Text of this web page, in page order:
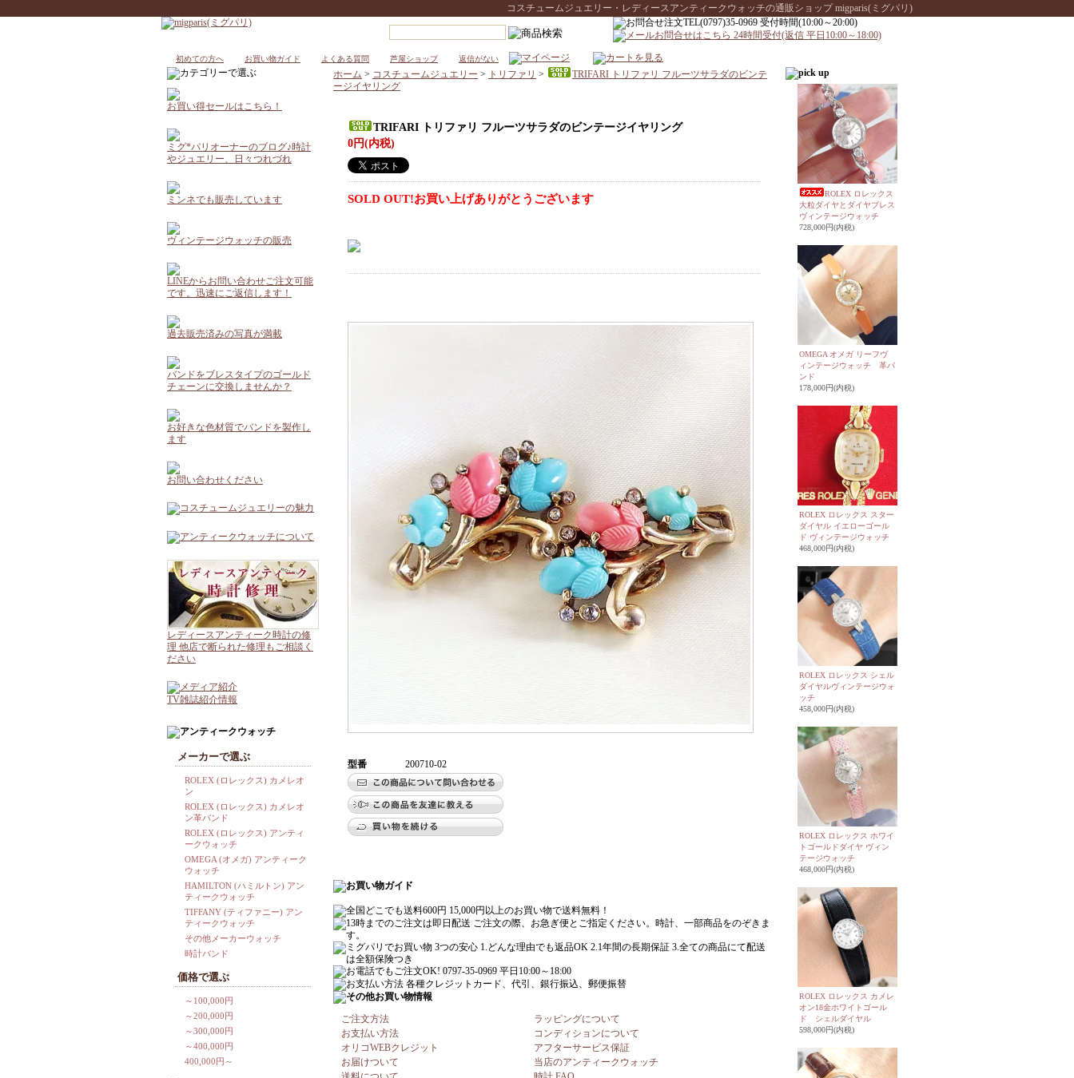
コスチュームジュエリー・レディースアンティークウォッチの通販ショップ migparis(ミグパリ)
初めての方へ お買い物ガイド よくある質問 芦屋ショップ 返信がない
ホーム > コスチュームジュエリー > トリファリ >
TRIFARI トリファリ フルーツサラダのビンテ
ージイヤリング
TRIFARI トリファリ フルーツサラダのビンテージイヤリング
0円(内税)
SOLD OUT!お買い上げありがとうございます
型番 200710-02
ご注文方法
お支払い方法
オリコWEBクレジット
お届けついて
ラッピングについて
コンディションについて
アフターサービス保証
当店のアンティークウォッチ
お買い得セールはこちら！
ミグ*パリオーナーのブログ♪時計
やジュエリー、日々つれづれ
ミンネでも販売しています
ヴィンテージウォッチの販売
LINEからお問い合わせご注文可能
です。迅速にご返信します！
過去販売済みの写真が満載
バンドをブレスタイプのゴールド
チェーンに交換しませんか？
お好きな色材質でバンドを製作し
ます
お問い合わせください
レディースアンティーク時計の修
理 他店で断られた修理もご相談く
ださい
TV雑誌紹介情報
メーカーで選ぶ
ROLEX (ロレックス) カメレオ
ン
ROLEX (ロレックス) カメレオ
ン革バンド
ROLEX (ロレックス) アンティ
ークウォッチ
OMEGA (オメガ) アンティーク
ウォッチ
HAMILTON (ハミルトン) アン
ティークウォッチ
TIFFANY (ティファニー) アン
ティークウォッチ
その他メーカーウォッチ
時計バンド
価格で選ぶ
～100,000円
～200,000円
～300,000円
～400,000円
400,000円～
ROLEX ロレックス
大粒ダイヤとダイヤブレス
ヴィンテージウォッチ
728,000円(内税)
OMEGA オメガ リーフヴ
ィンテージウォッチ 革バ
ンド
178,000円(内税)
ROLEX ロレックス スター
ダイヤル イエローゴール
ド ヴィンテージウォッチ
468,000円(内税)
ROLEX ロレックス シェル
ダイヤルヴィンテージウォ
ッチ
458,000円(内税)
ROLEX ロレックス ホワイ
トゴールドダイヤ ヴィン
テージウォッチ
468,000円(内税)
ROLEX ロレックス カメレ
オン18金ホワイトゴール
ド シェルダイヤル
598,000円(内税)